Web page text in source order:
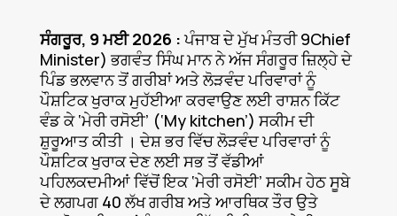
ਸੰਗਰੂਰ, 9 ਮਈ 2026 :ਪੰਜਾਬ ਦੇ ਮੁੱਖ ਮੰਤਰੀ 9Chief
Minister) ਭਗਵੰਤ ਸਿੰਘ ਮਾਨ ਨੇ ਅੱਜ ਸੰਗਰੂਰ ਜ਼ਿਲ੍ਹੇ ਦੇ
ਪਿੰਡ ਭਲਵਾਨ ਤੋਂ ਗਰੀਬਾਂ ਅਤੇ ਲੋੜਵੰਦ ਪਰਿਵਾਰਾਂ ਨੂੰ
ਪੌਸ਼ਟਿਕ ਖੁਰਾਕ ਮੁਹੱਈਆ ਕਰਵਾਉਣ ਲਈ ਰਾਸ਼ਨ ਕਿੱਟ
ਵੰਡ ਕੇ ‘ਮੇਰੀ ਰਸੋਈ’ (‘My kitchen’) ਸਕੀਮ ਦੀ
ਸ਼ੁਰੂਆਤ ਕੀਤੀ । ਦੇਸ਼ ਭਰ ਵਿੱਚ ਲੋੜਵੰਦ ਪਰਿਵਾਰਾਂ ਨੂੰ
ਪੌਸ਼ਟਿਕ ਖੁਰਾਕ ਦੇਣ ਲਈ ਸਭ ਤੋਂ ਵੱਡੀਆਂ
ਪਹਿਲਕਦਮੀਆਂ ਵਿੱਚੋਂ ਇਕ ‘ਮੇਰੀ ਰਸੋਈ’ ਸਕੀਮ ਹੇਠ ਸੂਬੇ
ਦੇ ਲਗਪਗ 40 ਲੱਖ ਗਰੀਬ ਅਤੇ ਆਰਥਿਕ ਤੌਰ ਉਤੇ